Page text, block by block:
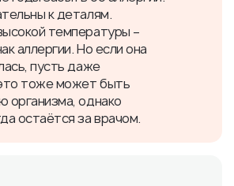
к деталям.
температуры –
аллергии. Но если она
пусть даже
тоже может быть
организма, однако
остаётся за врачом.